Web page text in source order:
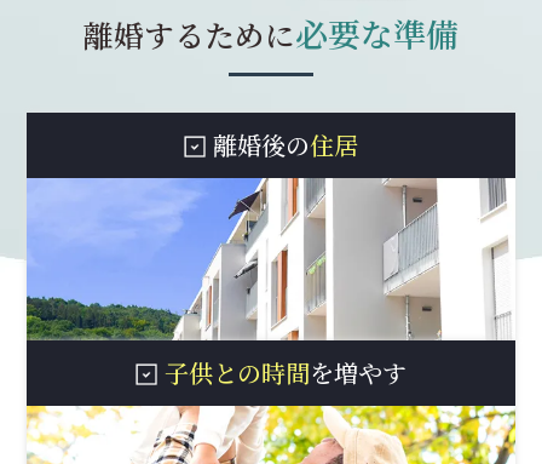
離婚するために必要な準備
離婚後の住居
子供との時間を増やす